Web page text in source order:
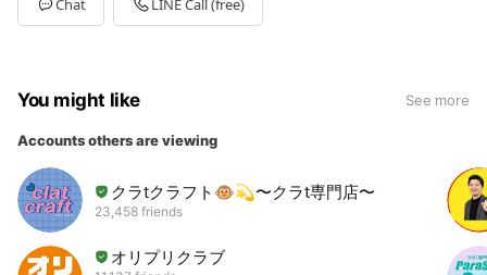
Chat LINE Call (free)
You might like See more
Accounts others are viewing
クラtクラフト🐵💫〜クラt専門店〜
23,458 friends
オリプリクラブ